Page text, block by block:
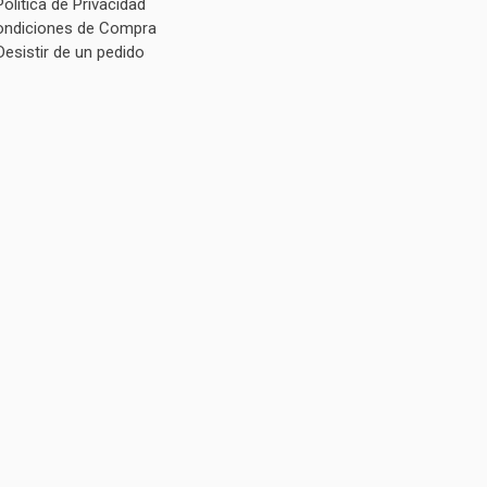
de Privacidad
de Compra
de un pedido